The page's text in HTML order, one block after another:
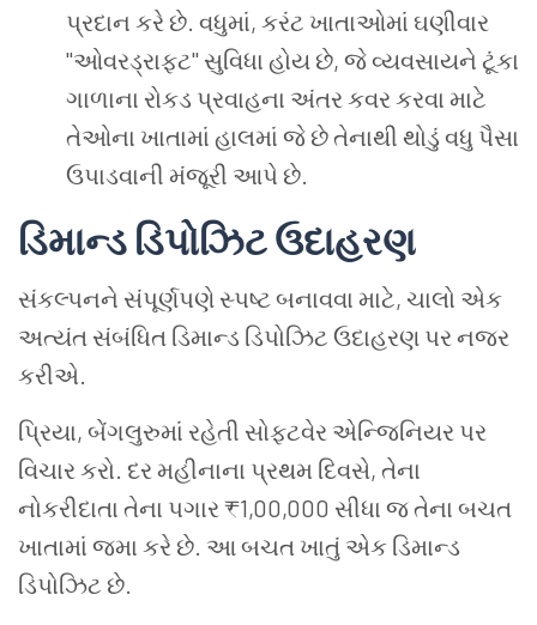
પ્રદાન કરે છે. વધુમાં, કરંટ ખાતાઓમાં ઘણીવાર
"ઓવરડ્રાફ્ટ" સુવિધા હોય છે, જે વ્યવસાયને ટૂંકા
ગાળાના રોકડ પ્રવાહના અંતર કવર કરવા માટે
તેઓના ખાતામાં હાલમાં જે છે તેનાથી થોડું વધુ પૈસા
ઉપાડવાની મંજૂરી આપે છે.
ડિમાન્ડ ડિપોઝિટ ઉદાહરણ
સંકલ્પનને સંપૂર્ણપણે સ્પષ્ટ બનાવવા માટે, ચાલો એક
અત્યંત સંબંધિત ડિમાન્ડ ડિપોઝિટ ઉદાહરણ પર નજર
કરીએ.
પ્રિયા, બેંગલુરુમાં રહેતી સોફ્ટવેર એન્જિનિયર પર
વિચાર કરો. દર મહીનાના પ્રથમ દિવસે, તેના
નોકરીદાતા તેના પગાર ₹1,00,000 સીધા જ તેના બચત
ખાતામાં જમા કરે છે. આ બચત ખાતું એક ડિમાન્ડ
ડિપોઝિટ છે.